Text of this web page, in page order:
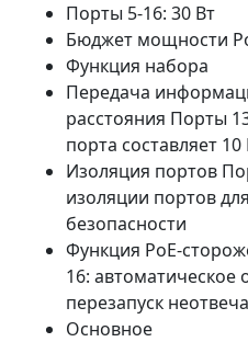
Порты 5-16: 30 Вт
Бюджет мощности
Функция набора
Передача
расстояния Порты
порта составляет
Изоляция портов
изоляции портов
безопасности
Функция PoE-
16: автоматическое
перезапуск
Основное